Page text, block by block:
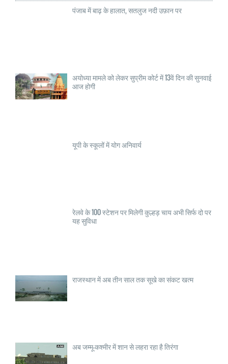
पंजाब में बाढ़ के हालात, सतलुज नदी उफ़ान पर
अयोध्या मामले को लेकर सुप्रीम कोर्ट में 13वें दिन की सुनवाई
आज होगी
यूपी के स्कूलों में योग अनिवार्य
रेलवे के 100 स्टेशन पर मिलेगी कुल्हड़ चाय अभी सिर्फ दो पर
यह सुविधा
राजस्थान में अब तीन साल तक सूखे का संकट खत्म
अब जम्मू-कश्मीर में शान से लहरा रहा है तिरंगा